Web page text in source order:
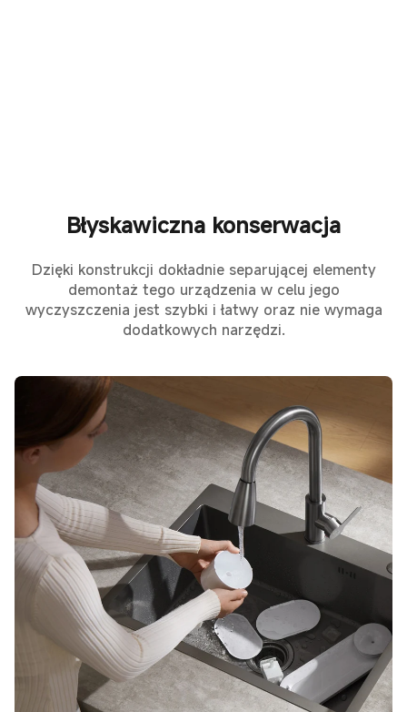
Błyskawiczna konserwacja
Dzięki konstrukcji dokładnie separującej elementy
demontaż tego urządzenia w celu jego
wyczyszczenia jest szybki i łatwy oraz nie wymaga
dodatkowych narzędzi.